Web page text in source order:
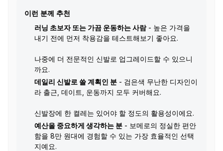
이런 분께 추천
러닝 초보자 또는 가끔 운동하는 사람- 높은 가격을
내기 전에 먼저 착용감을 테스트해보기 좋아요.
나중에 더 전문적인 신발로 업그레이드할 수 있으니
까요.
데일리 신발로 쓸 계획인 분 - 검은색 무난한 디자인이
라 출근, 데이트, 운동까지 모두 커버해요.
신발장에 한 켤레는 있어야 할 정도의 활용성이에요.
예산을 중요하게 생각하는 분 - 보메로의 정실한 편안
함을 8만 원대에 경험할 수 있는 가장 효율적인 선택
지예요.